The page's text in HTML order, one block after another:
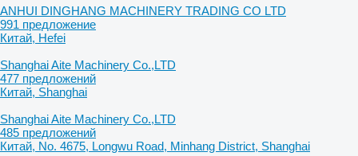
ANHUI DINGHANG MACHINERY TRADING CO LTD
991 предложение
Китай, Hefei
Shanghai Aite Machinery Co.,LTD
477 предложений
Китай, Shanghai
Shanghai Aite Machinery Co.,LTD
485 предложений
Китай, No. 4675, Longwu Road, Minhang District, Shanghai